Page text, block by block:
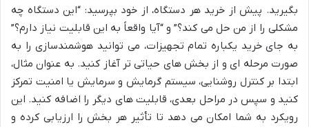
بگیرید. پیش از خرید هر دستگاه، از خود بپرسید: “این دستگاه چه
مشکلی را از من حل می کند؟” و “آیا واقعاً به این قابلیت نیاز دارم؟”
به جای خرید یکباره تمام تجهیزات، می توانید هوشمندسازی را به
صورت مرحله ای و از بخش های حیاتی تر آغاز کنید. به عنوان مثال،
ابتدا بر کنترل روشنایی، سیستم گرمایش و سرمایش یا امنیت تمرکز
کنید و سپس در مراحل بعدی، قابلیت های دیگر را اضافه کنید. این
رویکرد به شما امکان می دهد تا تأثیر هر بخش را ارزیابی کرده و